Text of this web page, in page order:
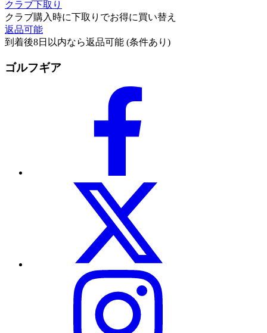
クラブ下取り
クラブ購入時に下取りでお得に買い替え
返品可能
到着後8日以内なら返品可能 (条件あり)
ゴルフギア